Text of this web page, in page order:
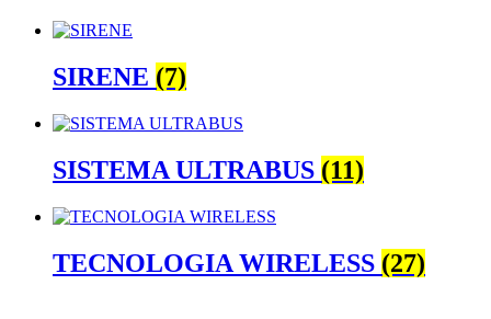
SIRENE (7)
SISTEMA ULTRABUS (11)
TECNOLOGIA WIRELESS (27)